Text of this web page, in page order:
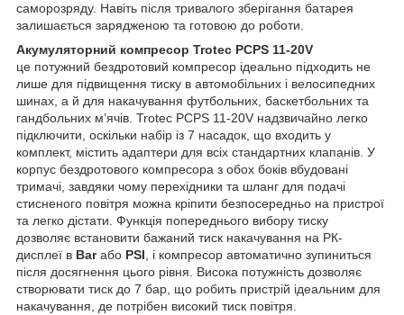
саморозряду. Навіть після тривалого зберігання батарея
залишається зарядженою та готовою до роботи.
Акумуляторний компресор Trotec PCPS 11-20V
це потужний бездротовий компресор ідеально підходить не
лише для підвищення тиску в автомобільних і велосипедних
шинах, а й для накачування футбольних, баскетбольних та
гандбольних м’ячів. Trotec PCPS 11-20V надзвичайно легко
підключити, оскільки набір із 7 насадок, що входить у
комплект, містить адаптери для всіх стандартних клапанів. У
корпус бездротового компресора з обох боків вбудовані
тримачі, завдяки чому перехідники та шланг для подачі
стисненого повітря можна кріпити безпосередньо на пристрої
та легко дістати. Функція попереднього вибору тиску
дозволяє встановити бажаний тиск накачування на РК-
дисплеї в Barабо PSI , і компресор автоматично зупиниться
після досягнення цього рівня.
Висока потужність дозволяє
створювати тиск до 7 бар, що робить пристрій ідеальним для
накачування, де потрібен високий тиск повітря.